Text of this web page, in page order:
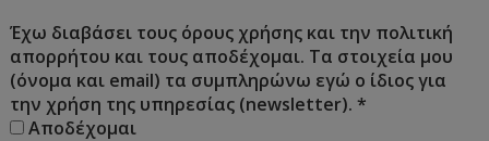
Έχω διαβάσει τους όρους χρήσης και την πολιτική
απορρήτου και τους αποδέχομαι. Τα στοιχεία μου
(όνομα και email) τα συμπληρώνω εγώ ο ίδιος για
την χρήση της υπηρεσίας (newsletter).*
Αποδέχομαι